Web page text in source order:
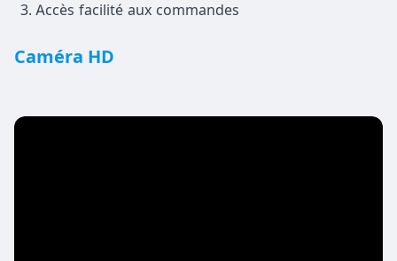
Accès facilité aux commandes
Caméra HD